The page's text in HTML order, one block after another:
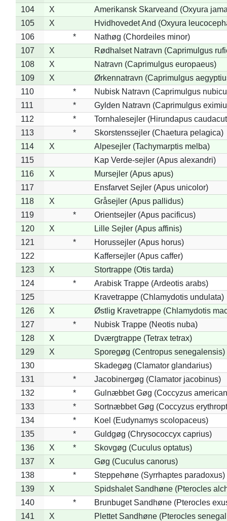
104 X
Amerikansk Skarveand (Oxyura
105
X
Hvidhovedet And (Oxyura
106
*
Nathøg (Chordeiles minor)
107
X
Rødhalset Natravn (Caprimulgus
108
X
Natravn (Caprimulgus europaeus)
109
X
Ørkennatravn (Caprimulgus
110
*
Nubisk Natravn (Caprimulgus
111
*
Gylden Natravn (Caprimulgus
112
*
Tornhalesejler (Hirundapus
113
*
Skorstenssejler (Chaetura pelagica)
114
X
Alpesejler (Tachymarptis melba)
115
Kap Verde-sejler (Apus alexandri)
116
X
Mursejler (Apus apus)
117
Ensfarvet Sejler (Apus unicolor)
118
X
Gråsejler (Apus pallidus)
119
*
Orientsejler (Apus pacificus)
120
X
Lille Sejler (Apus affinis)
121
*
Horussejler (Apus horus)
122
Kaffersejler (Apus caffer)
123
X
Stortrappe (Otis tarda)
124
*
Arabisk Trappe (Ardeotis arabs)
125
Kravetrappe (Chlamydotis undulata)
126
X
Østlig Kravetrappe (Chlamydotis
127
*
Nubisk Trappe (Neotis nuba)
128
X
Dværgtrappe (Tetrax tetrax)
129
X
Sporegøg (Centropus senegalensis)
130
Skadegøg (Clamator glandarius)
131
*
Jacobinergøg (Clamator jacobinus)
132
*
Gulnæbbet Gøg (Coccyzus
133
*
Sortnæbbet Gøg (Coccyzus
134
*
Koel (Eudynamys scolopaceus)
135
*
Guldgøg (Chrysococcyx caprius)
136
X *
Skovgøg (Cuculus optatus)
137
X
Gøg (Cuculus canorus)
138
*
Steppehøne (Syrrhaptes paradoxus)
139
X
Spidshalet Sandhøne (Pterocles
140
*
Brunbuget Sandhøne (Pterocles
141
X
Plettet Sandhøne (Pterocles